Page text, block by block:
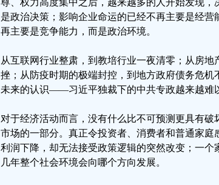
尊、权力高度集中之后，越来越多的人开始发现
是政治决策；影响企业命运的已经不再主要是经
再主要是竞争能力，而是政治环境。
从互联网行业整肃，到教培行业一夜清零；从房
挫；从防疫时期的极端封控，到地方政府债务危
未来的认识——习近平独裁下的中共专政越来越难
对于经济活动而言，没有什么比不可预测更具有
市场的一部分。真正令投资者、消费者和普通家
利润下降，却无法接受政策逻辑的突然改变；一
几年整个社会环境会向哪个方向发展。